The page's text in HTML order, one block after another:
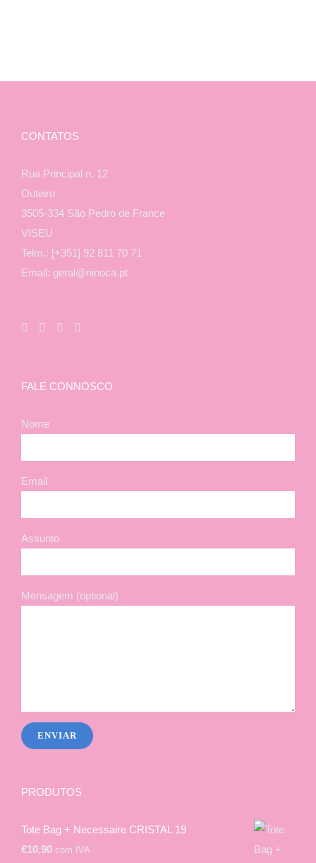
CONTATOS
Rua Principal n. 12
Outeiro
3505-334 São Pedro de France
VISEU
Telm.: [+351] 92 811 70 71
Email: geral@ninoca.pt
FALE CONNOSCO
Nome
Email
Assunto
Mensagem (optional)
PRODUTOS
Tote Bag + Necessaire CRISTAL 19
€10,90 com IVA